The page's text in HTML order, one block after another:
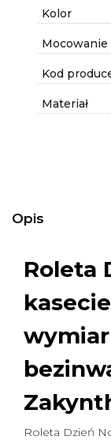
Kolor
Mocowanie
Kod
Materiał
Opis
Roleta
wymiar
Roleta Dzień